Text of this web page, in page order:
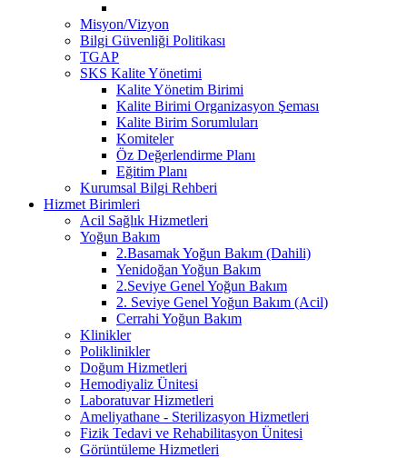
Misyon/Vizyon
Bilgi Güvenliği Politikası
TGAP
SKS Kalite Yönetimi
Kalite Yönetim Birimi
Kalite Birimi Organizasyon Şeması
Kalite Birim Sorumluları
Komiteler
Öz Değerlendirme Planı
Eğitim Planı
Kurumsal Bilgi Rehberi
Hizmet Birimleri
Acil Sağlık Hizmetleri
Yoğun Bakım
2.Basamak Yoğun Bakım (Dahili)
Yenidoğan Yoğun Bakım
2.Seviye Genel Yoğun Bakım
2. Seviye Genel Yoğun Bakım (Acil)
Cerrahi Yoğun Bakım
Klinikler
Poliklinikler
Doğum Hizmetleri
Hemodiyaliz Ünitesi
Laboratuvar Hizmetleri
Ameliyathane - Sterilizasyon Hizmetleri
Fizik Tedavi ve Rehabilitasyon Ünitesi
Görüntüleme Hizmetleri